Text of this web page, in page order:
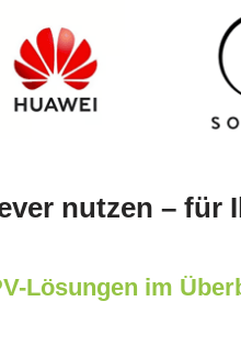
nutzen – für
Lösungen im